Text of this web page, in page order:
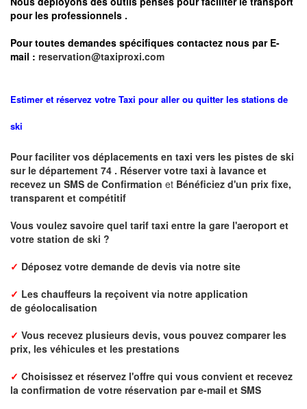
pour les professionnels .
Pour toutes demandes spécifiques contactez nous par E-
mail : reservation@taxiproxi.com
Estimer et réservez votre Taxi pour aller ou quitter les stations de
ski
Pour faciliter vos déplacements en taxi vers les pistes de ski
sur le département 74 . Réserver votre taxi à lavance et
recevez un SMS de Confirmation et Bénéficiez d'un prix fixe,
transparent et compétitif
Vous voulez savoire quel tarif taxi entre la gare l'aeroport et
votre station de ski ?
✓ Déposez votre demande de devis via notre site
✓ Les chauffeurs la reçoivent via notre application
de géolocalisation
✓ Vous recevez plusieurs devis, vous pouvez comparer les
prix, les véhicules et les prestations
✓ Choisissez et réservez l'offre qui vous convient et recevez
la confirmation de votre réservation pare-mail et SMS